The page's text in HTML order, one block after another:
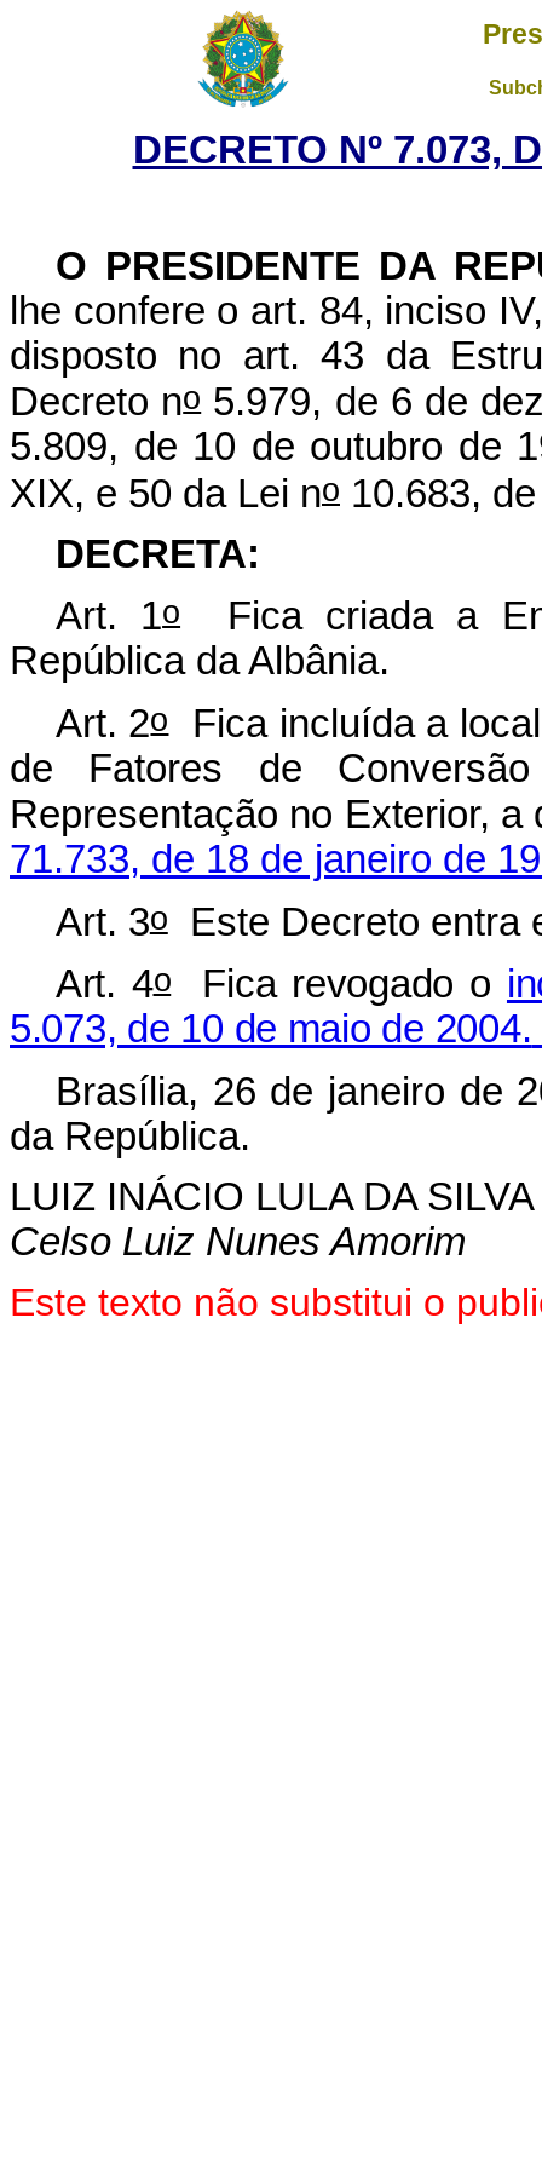
DECRETO Nº 7.073,
O PRESIDENTE DA
lhe confere o art. 84, inciso
disposto no art. 43 da
Decreto no5.979, de 6 de
5.809, de 10 de outubro de
XIX, e 50 da Lei no 10.683,
DECRETA:
Art. 1o
Fica criada a
República da Albânia.
Art. 2oFica incluída a
de Fatores de
Representação no Exterior,
71.733, de 18 de janeiro de
Art. 3oEste Decreto entra
Art. 4oFica revogado o
5.073, de 10 de maio de 2004.
Brasília, 26 de janeiro de
da República.
LUIZ INÁCIO LULA DA SILVA
Celso Luiz Nunes Amorim
Este texto não substitui o